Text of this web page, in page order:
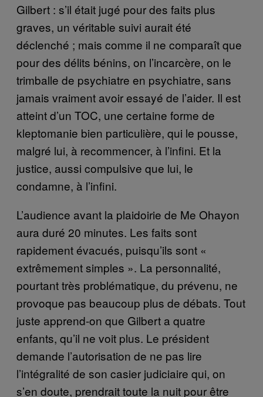
Gilbert : s’il était jugé pour des faits plus
graves, un véritable suivi aurait été
déclenché ; mais comme il ne comparaît que
pour des délits bénins, on l’incarcère, on le
trimballe de psychiatre en psychiatre, sans
jamais vraiment avoir essayé de l’aider. Il est
atteint d’un TOC, une certaine forme de
kleptomanie bien particulière, qui le pousse,
malgré lui, à recommencer, à l’infini. Et la
justice, aussi compulsive que lui, le
condamne, à l’infini.
L’audience avant la plaidoirie de Me Ohayon
aura duré 20 minutes. Les faits sont
rapidement évacués, puisqu’ils sont «
extrêmement simples ». La personnalité,
pourtant très problématique, du prévenu, ne
provoque pas beaucoup plus de débats. Tout
juste apprend-on que Gilbert a quatre
enfants, qu’il ne voit plus. Le président
demande l’autorisation de ne pas lire
l’intégralité de son casier judiciaire qui, on
s’en doute, prendrait toute la nuit pour être